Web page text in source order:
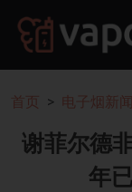
首页 电子烟新闻
谢菲尔德
年